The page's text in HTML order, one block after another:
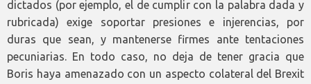
dictados (por ejemplo, el de cumplir con la palabra dada y
rubricada) exige soportar presiones e injerencias, por
duras que sean, y mantenerse firmes ante tentaciones
pecuniarias. En todo caso, no deja de tener gracia que
Boris haya amenazado con un aspecto colateral del Brexit